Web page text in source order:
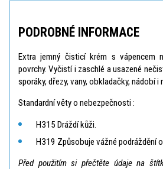
PODROBNÉ INFORMACE
Extra jemný čisticí krém s vápencem
povrchy. Vyčistí i zaschlé a usazené
sporáky, dřezy, vany, obkladačky, nádobí
Standardní věty o nebezpečnosti :
H315 Dráždí kůži.
H319 Způsobuje vážné podráždění
Před použitím si přečtěte údaje na